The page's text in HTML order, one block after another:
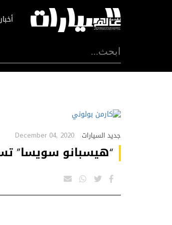
أخبار
جديد السيارات December 04, 2020
“هيسبانو سويسا” تستعد